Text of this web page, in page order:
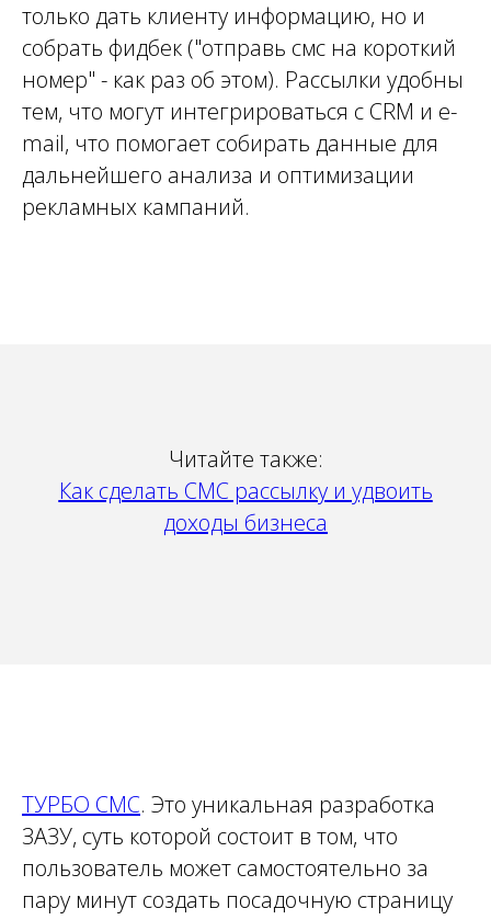
только дать клиенту информацию, но и
собрать фидбек ("отправь смс на короткий
номер" - как раз об этом). Рассылки удобны
тем, что могут интегрироваться с CRM и e-
mail, что помогает собирать данные для
дальнейшего анализа и оптимизации
рекламных кампаний.
Читайте также:
Как сделать СМС рассылку и удвоить
доходы бизнеса
ТУРБО СМС. Это уникальная разработка
ЗАЗУ, суть которой состоит в том, что
пользователь может самостоятельно за
пару минут создать посадочную страницу